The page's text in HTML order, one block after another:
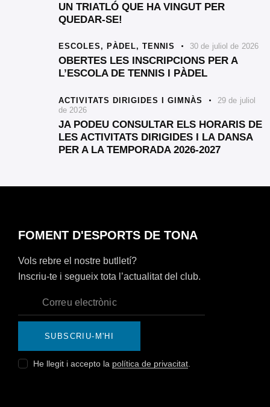
UN TRIATLÓ QUE HA VINGUT PER
QUEDAR-SE!
ESCOLES, PÀDEL, TENNIS 30 de juliol de 2026
OBERTES LES INSCRIPCIONS PER A
L’ESCOLA DE TENNIS I PÀDEL
ACTIVITATS DIRIGIDES I GIMNÀS
29 de juliol
de 2026
JA PODEU CONSULTAR ELS HORARIS DE
LES ACTIVITATS DIRIGIDES I LA DANSA
PER A LA TEMPORADA 2026-2027
FOMENT D'ESPORTS DE TONA
Vols rebre el nostre butlletí?
Inscriu-te i segueix tota l’actualitat del club.
SUBSCRIU-M'HI
He llegit i accepto la política de privacitat